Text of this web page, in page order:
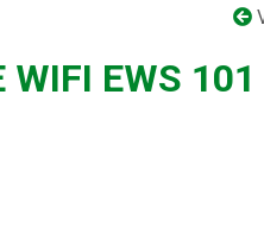
WIFI EWS 101